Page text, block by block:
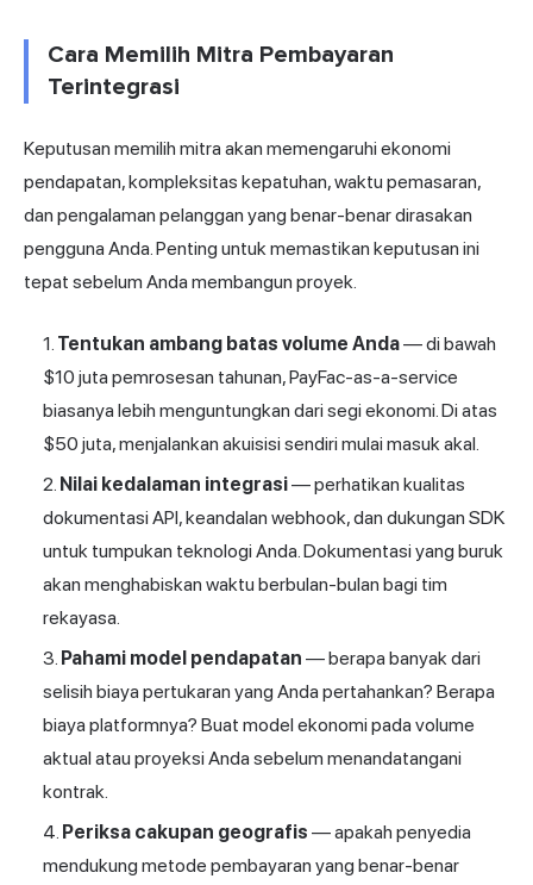
Cara Memilih Mitra Pembayaran
Terintegrasi
Keputusan memilih mitra akan memengaruhi ekonomi
pendapatan, kompleksitas kepatuhan, waktu pemasaran,
dan pengalaman pelanggan yang benar-benar dirasakan
pengguna Anda. Penting untuk memastikan keputusan ini
tepat sebelum Anda membangun proyek.
Tentukan ambang batas volume Anda— di bawah
$10 juta pemrosesan tahunan, PayFac-as-a-service
biasanya lebih menguntungkan dari segi ekonomi. Di atas
$50 juta, menjalankan akuisisi sendiri mulai masuk akal.
Nilai kedalaman integrasi— perhatikan kualitas
dokumentasi API, keandalan webhook, dan dukungan SDK
untuk tumpukan teknologi Anda. Dokumentasi yang buruk
akan menghabiskan waktu berbulan-bulan bagi tim
rekayasa.
Pahami model pendapatan — berapa banyak dari
selisih biaya pertukaran yang Anda pertahankan? Berapa
biaya platformnya? Buat model ekonomi pada volume
aktual atau proyeksi Anda sebelum menandatangani
kontrak.
Periksa cakupan geografis — apakah penyedia
mendukung metode pembayaran yang benar-benar